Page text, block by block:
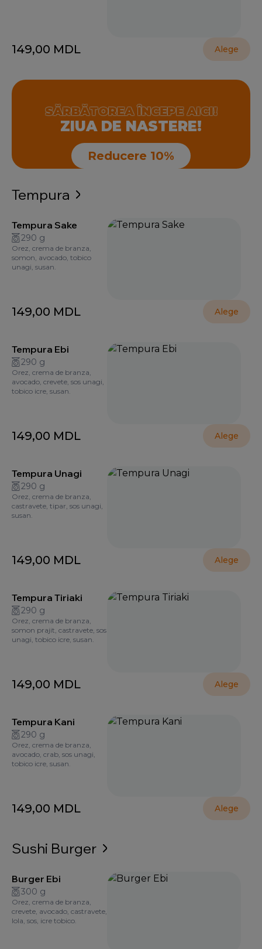
149,00 MDL Alege
SĂRBĂTOREA ÎNCEPE AICI!
ZIUA DE NASTERE!
Reducere 10%
Tempura
Tempura Sake
290 g
Orez, crema de branza,
somon, avocado, tobico
unagi, susan.
149,00 MDL Alege
Tempura Ebi
290 g
Orez, crema de branza,
avocado, crevete, sos unagi,
tobico icre, susan.
149,00 MDL Alege
Tempura Unagi
290 g
Orez, crema de branza,
castravete, tipar, sos unagi,
susan.
149,00 MDL Alege
Tempura Tiriaki
290 g
Orez, crema de branza,
somon prajit, castravete, sos
unagi, tobico icre, susan.
149,00 MDL Alege
Tempura Kani
290 g
Orez, crema de branza,
avocado, crab, sos unagi,
tobico icre, susan.
149,00 MDL Alege
Sushi Burger
Burger Ebi
300 g
Orez, crema de branza,
crevete, avocado, castravete,
lola, sos, icre tobico.